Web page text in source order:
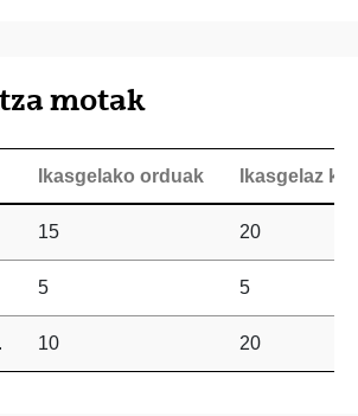
motak
Ikasgelako orduak Ikasgelaz
15 20
5 5
10 20